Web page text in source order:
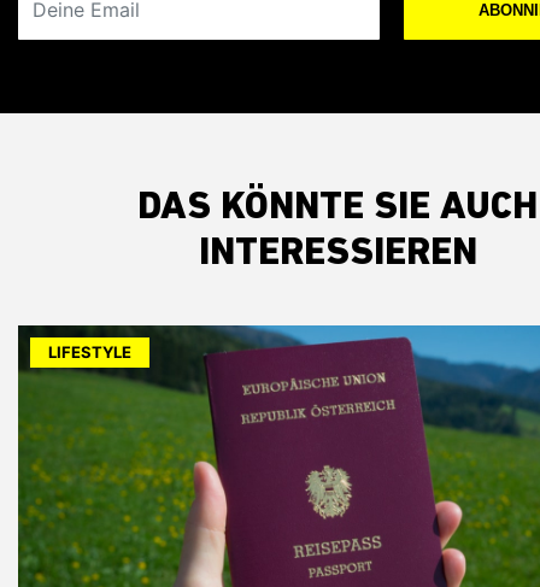
DAS KÖNNTE SIE AUCH
INTERESSIEREN
LIFESTYLE